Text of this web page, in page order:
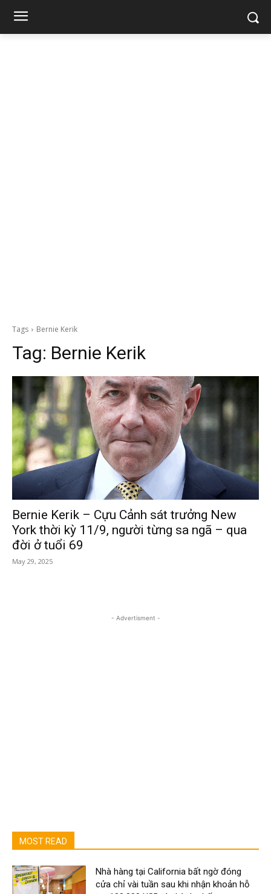
Tags Bernie Kerik
Tag: Bernie Kerik
Bernie Kerik – Cựu Cảnh sát trưởng New
York thời kỳ 11/9, người từng sa ngã – qua
đời ở tuổi 69
May 29, 2025
- Advertisment -
MOST READ
Nhà hàng tại California bất ngờ đóng
cửa chỉ vài tuần sau khi nhận khoản hỗ